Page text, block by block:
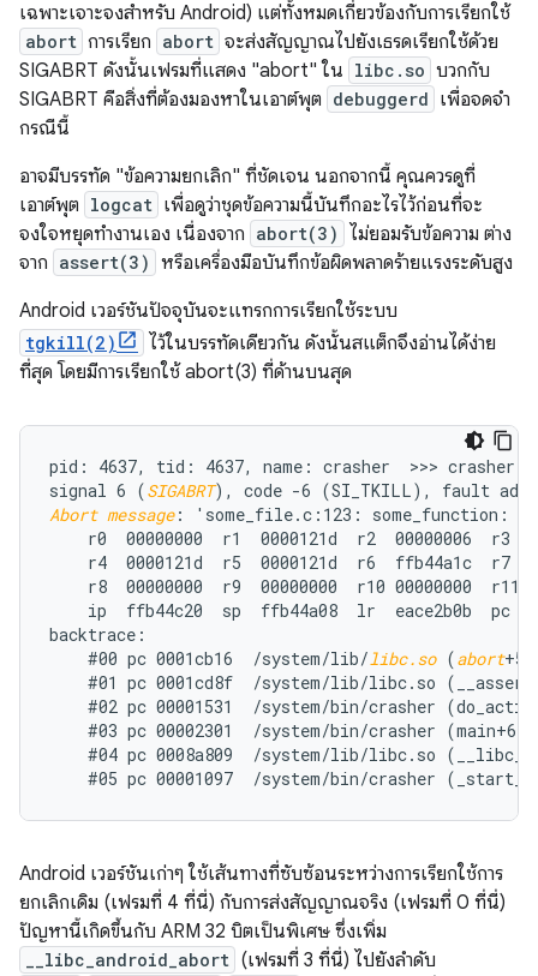
เฉพาะเจาะจงสําหรับ Android) แต่ทั้งหมดเกี่ยวข้องกับการเรียกใช้
abort การเรียก abort จะส่งสัญญาณไปยังเธรดเรียกใช้ด้วย
SIGABRT ดังนั้นเฟรมที่แสดง "abort" ใน libc.so บวกกับ
SIGABRT คือสิ่งที่ต้องมองหาในเอาต์พุต debuggerd เพื่อจดจำ
กรณีนี้
อาจมีบรรทัด "ข้อความยกเลิก" ที่ชัดเจน นอกจากนี้ คุณควรดูที่
เอาต์พุต logcat เพื่อดูว่าชุดข้อความนี้บันทึกอะไรไว้ก่อนที่จะ
จงใจหยุดทำงานเอง เนื่องจาก abort(3)
ไม่ยอมรับข้อความ ต่าง
จาก assert(3) หรือเครื่องมือบันทึกข้อผิดพลาดร้ายแรงระดับสูง
Android เวอร์ชันปัจจุบันจะแทรกการเรียกใช้ระบบ
tgkill(2)
ไว้ในบรรทัดเดียวกัน ดังนั้นสแต็กจึงอ่านได้ง่าย
ที่สุด โดยมีการเรียกใช้ abort(3) ที่ด้านบนสุด
pid: 4637, tid: 4637, name: crasher  >>> crasher
signal 6 (SIGABRT
Abort message: 'some_file.c:123: some_function:
r0  00000000  r1  0000121d  r2  00000006  r3
r4  0000121d  r5  0000121d  r6  ffb44a1c  r7
r8  00000000  r9  00000000  r10 00000000  r11
ip  ffb44c20  sp  ffb44a08  lr  eace2b0b  pc
backtrace:
    #00 pc 0001cb16  /system/lib/
libc.so (abort
#01 pc 0001cd8f  /system/lib/libc.so
#02 pc 00001531  /system/bin/crasher
    #03 pc 00002301  /system/bin/crasher (main+68)
#04 pc 0008a809  /system/lib/libc.so
Android เวอร์ชันเก่าๆ ใช้เส้นทางที่ซับซ้อนระหว่างการเรียกใช้การ
ยกเลิกเดิม (เฟรมที่ 4 ที่นี่) กับการส่งสัญญาณจริง (เฟรมที่ 0 ที่นี่)
ปัญหานี้เกิดขึ้นกับ ARM 32 บิตเป็นพิเศษ ซึ่งเพิ่ม
__libc_android_abort (เฟรมที่ 3 ที่นี่) ไปยังลำดับ